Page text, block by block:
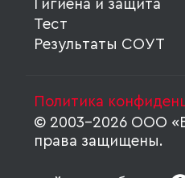
Гигиена и защита
Тест
Результаты СОУТ
© 2003-2026 ООО
права защищены.
Политика